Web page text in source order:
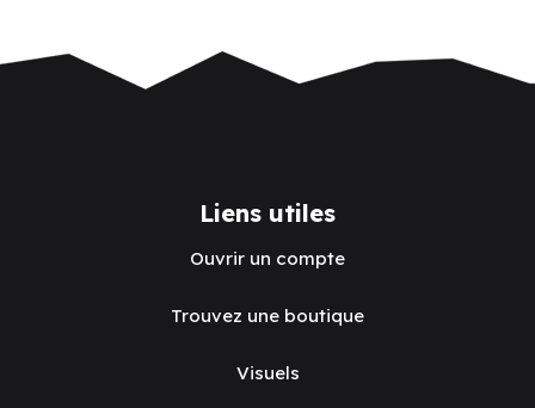
Liens utiles
Ouvrir un compte
Trouvez une boutique
Visuels